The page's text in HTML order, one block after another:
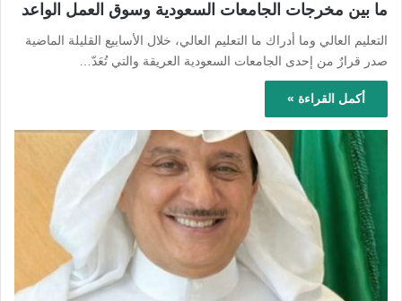
ما بين مخرجات الجامعات السعودية وسوق العمل الواعد
التعليم العالي وما أدراك ما التعليم العالي، خلال الأسابيع القليلة الماضية
صدر قرارٌ من إحدى الجامعات السعودية العريقة والتي تُعَدّ…
أكمل القراءة »